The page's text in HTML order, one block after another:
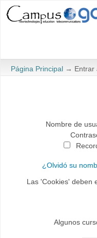
Página Principal → Entrar
Nombre de
¿Olvidó su
Las 'Cookies' deben
Algunos